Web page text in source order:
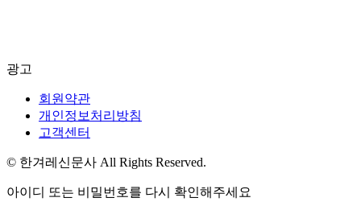
광고
회원약관
개인정보처리방침
고객센터
© 한겨레신문사 All Rights Reserved.
아이디 또는 비밀번호를 다시 확인해주세요